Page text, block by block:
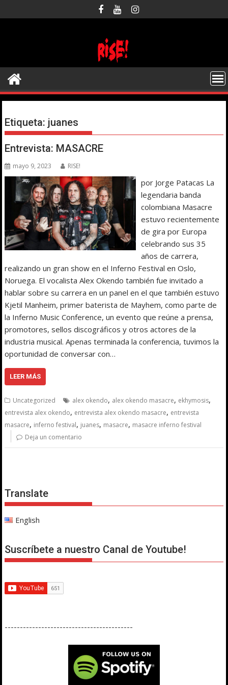
al
Etiqueta: juanes
Entrevista: MASACRE
mayo 9, 2023 RISE!
por Jorge Patacas La
legendaria banda
colombiana Masacre
estuvo recientemente
de gira por Europa
celebrando sus 35
años de carrera,
realizando un gran show en el Inferno Festival en Oslo,
Noruega. El vocalista Alex Okendo también fue invitado a
hablar sobre su carrera en un panel en el que también estuvo
Kjetil Manheim, primer baterista de Mayhem, como parte de
la Inferno Music Conference, un evento que reúne a prensa,
promotores, sellos discográficos y otros actores de la
industria musical. Apenas terminada la conferencia, tuvimos la
oportunidad de conversar con…
LEER MÁS
Uncategorized alex okendo, alex okendo masacre, ekhymosis,
entrevista alex okendo, entrevista alex okendo masacre, entrevista
masacre, inferno festival, juanes, masacre, masacre inferno festival
Deja un comentario
Translate
English
Suscríbete a nuestro Canal de Youtube!
------------------------------------------